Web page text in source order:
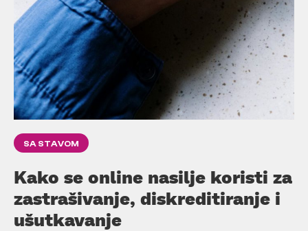
SA STAVOM
Kako se online nasilje koristi za
zastrašivanje, diskreditiranje i
ušutkavanje